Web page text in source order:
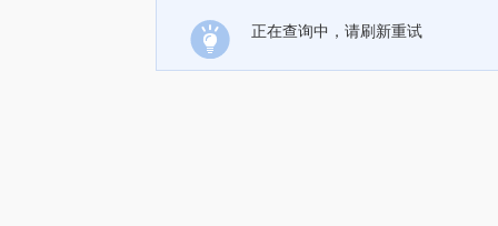
正在查询中，请刷新重试